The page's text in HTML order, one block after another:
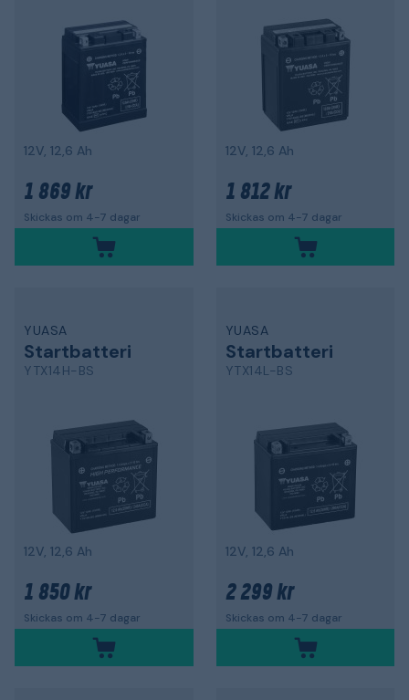
12V, 12,6 Ah
1 869 kr
Skickas om 4-7 dagar
12V, 12,6 Ah
1 812 kr
Skickas om 4-7 dagar
YUASA
Startbatteri
YTX14H-BS
12V, 12,6 Ah
1 850 kr
Skickas om 4-7 dagar
YUASA
Startbatteri
YTX14L-BS
12V, 12,6 Ah
2 299 kr
Skickas om 4-7 dagar